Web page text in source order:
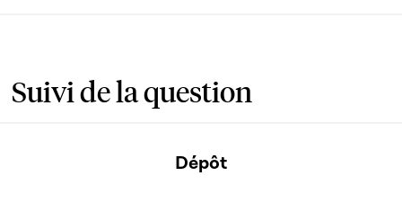
Suivi de la question
Dépôt